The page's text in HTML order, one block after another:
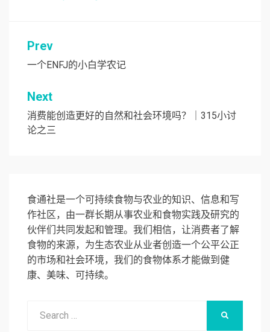
文
章
导
航
Prev
一个ENFJ的小白学农记
Next
消费能创造更好的自然和社会环境吗？｜315小讨
论之三
食通社是一个可持续食物与农业的知识、信息和写
作社区，由一群长期从事农业和食物实践及研究的
伙伴们共同发起和管理。我们相信，让消费者了解
食物的来源，为生态农业从业者创造一个公平公正
的市场和社会环境，我们的食物体系才能做到健
康、美味、可持续。